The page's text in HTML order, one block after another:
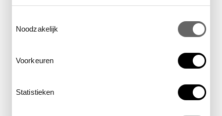
Noodzakelijk
Voorkeuren
Statistieken
Heel ARTIS-Park